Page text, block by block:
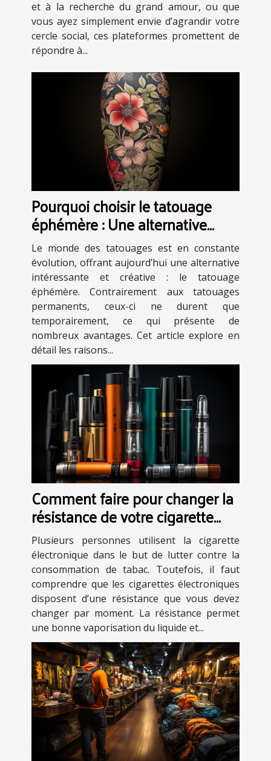
et à la recherche du grand amour, ou que
vous ayez simplement envie d’agrandir votre
cercle social, ces plateformes promettent de
répondre à...
Pourquoi choisir le tatouage
éphémère : Une alternative
artistique et sans engagement
Le monde des tatouages est en constante
évolution, offrant aujourd’hui une alternative
intéressante et créative : le tatouage
éphémère. Contrairement aux tatouages
permanents, ceux-ci ne durent que
temporairement, ce qui présente de
nombreux avantages. Cet article explore en
détail les raisons...
Comment faire pour changer la
résistance de votre cigarette
électronique ?
Plusieurs personnes utilisent la cigarette
électronique dans le but de lutter contre la
consommation de tabac. Toutefois, il faut
comprendre que les cigarettes électroniques
disposent d’une résistance que vous devez
changer par moment. La résistance permet
une bonne vaporisation du liquide et...